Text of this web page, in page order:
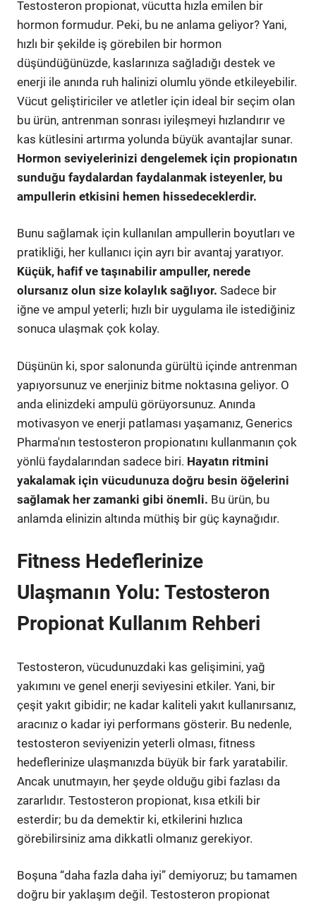
Testosteron propionat, vücutta hızla emilen bir
hormon formudur. Peki, bu ne anlama geliyor? Yani,
hızlı bir şekilde iş görebilen bir hormon
düşündüğünüzde, kaslarınıza sağladığı destek ve
enerji ile anında ruh halinizi olumlu yönde etkileyebilir.
Vücut geliştiriciler ve atletler için ideal bir seçim olan
bu ürün, antrenman sonrası iyileşmeyi hızlandırır ve
kas kütlesini artırma yolunda büyük avantajlar sunar.
Hormon seviyelerinizi dengelemek için propionatın
sunduğu faydalardan faydalanmak isteyenler, bu
ampullerin etkisini hemen hissedeceklerdir.
Bunu sağlamak için kullanılan ampullerin boyutları ve
pratikliği, her kullanıcı için ayrı bir avantaj yaratıyor.
Küçük, hafif ve taşınabilir ampuller, nerede
olursanız olun size kolaylık sağlıyor. Sadece bir
iğne ve ampul yeterli; hızlı bir uygulama ile istediğiniz
sonuca ulaşmak çok kolay.
Düşünün ki, spor salonunda gürültü içinde antrenman
yapıyorsunuz ve enerjiniz bitme noktasına geliyor. O
anda elinizdeki ampulü görüyorsunuz. Anında
motivasyon ve enerji patlaması yaşamanız, Generics
Pharma'nın testosteron propionatını kullanmanın çok
yönlü faydalarından sadece biri. Hayatın ritmini
yakalamak için vücudunuza doğru besin öğelerini
sağlamak her zamanki gibi önemli. Bu ürün, bu
anlamda elinizin altında müthiş bir güç kaynağıdır.
Fitness Hedeflerinize
Ulaşmanın Yolu: Testosteron
Propionat Kullanım Rehberi
Testosteron, vücudunuzdaki kas gelişimini, yağ
yakımını ve genel enerji seviyesini etkiler. Yani, bir
çeşit yakıt gibidir; ne kadar kaliteli yakıt kullanırsanız,
aracınız o kadar iyi performans gösterir. Bu nedenle,
testosteron seviyenizin yeterli olması, fitness
hedeflerinize ulaşmanızda büyük bir fark yaratabilir.
Ancak unutmayın, her şeyde olduğu gibi fazlası da
zararlıdır. Testosteron propionat, kısa etkili bir
esterdir; bu da demektir ki, etkilerini hızlıca
görebilirsiniz ama dikkatli olmanız gerekiyor.
Boşuna “daha fazla daha iyi” demiyoruz; bu tamamen
doğru bir yaklaşım değil. Testosteron propionat